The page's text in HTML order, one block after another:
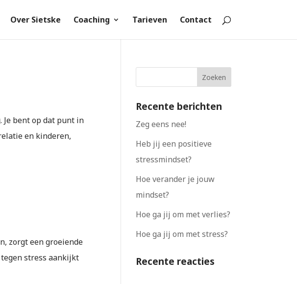
Over Sietske Coaching Tarieven Contact
Je bent op dat punt in
en kinderen,
zorgt een groeiende
stress aankijkt
Recente berichten
Zeg eens nee!
Heb jij een positieve
stressmindset?
Hoe verander je jouw
mindset?
Hoe ga jij om met verlies?
Hoe ga jij om met stress?
Recente reacties